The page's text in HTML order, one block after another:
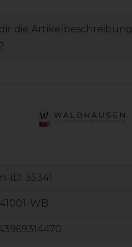
die Artikelbeschreibung
ID: 35341
WB